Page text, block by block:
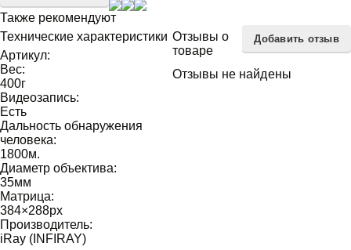
Также рекомендуют
Технические характеристики
Артикул:
Вес:
400г
Видеозапись:
Есть
Дальность обнаружения
человека:
1800м.
Диаметр объектива:
35мм
Матрица:
384×288px
Производитель:
iRay (INFIRAY)
Отзывы о
товаре
Добавить отзыв
Отзывы не найдены